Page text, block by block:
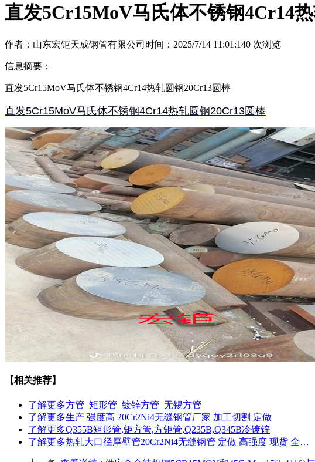
直发5Cr15MoV马氏体不锈钢4Cr14
作者：山东宏钜天成钢管有限公司 时间：2025/7/14 11:01:140 次浏览
信息摘要：
直发5Cr15MoV马氏体不锈钢4Cr14热轧圆钢20Cr13圆棒
直发5Cr15MoV马氏体不锈钢4Cr14热轧圆钢20Cr13圆棒
【相关推荐】
了解更多方管_矩形管_镀锌方管_无锡方管
了解更多生产 强度高 20Cr2Ni4无缝钢管厂家 加工切割 定做
了解更多Q355B矩形管,矩方管,方矩管,Q235B,Q345B冷镀锌
了解更多热轧大口径厚壁管20Cr2Ni4无缝钢管 定做 高强度 现货 全…